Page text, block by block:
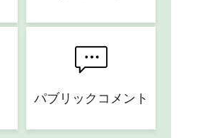
パブリックコメント